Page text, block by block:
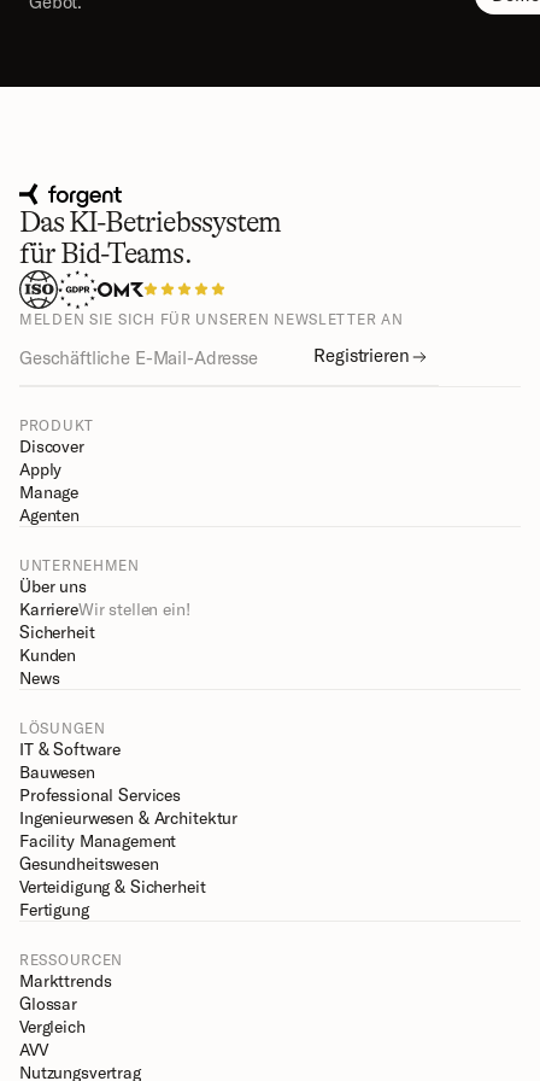
Das KI-Betriebssystem
für Bid-Teams.
MELDEN SIE SICH FÜR UNSEREN NEWSLETTER AN
Registrieren
PRODUKT
Discover
Apply
Manage
Agenten
UNTERNEHMEN
Über uns
KarriereWir stellen ein!
Sicherheit
Kunden
News
LÖSUNGEN
IT & Software
Bauwesen
Professional Services
Ingenieurwesen & Architektur
Facility Management
Gesundheitswesen
Verteidigung & Sicherheit
Fertigung
RESSOURCEN
Markttrends
Glossar
Vergleich
AVV
Nutzungsvertrag